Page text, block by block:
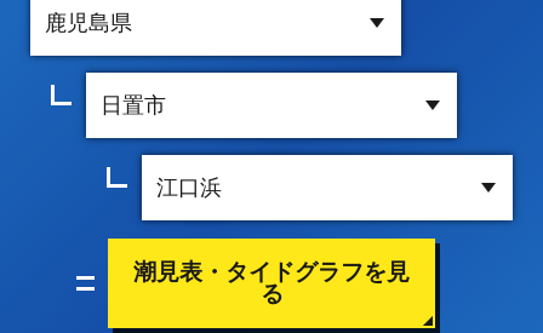
潮見表・タイドグラフを見
る